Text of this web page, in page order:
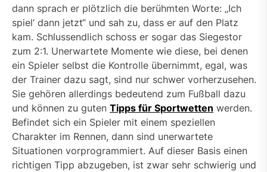
dann sprach er plötzlich die berühmten Worte: „Ich
spiel‘ dann jetzt“ und sah zu, dass er auf den Platz
kam. Schlussendlich schoss er sogar das Siegestor
zum 2:1. Unerwartete Momente wie diese, bei denen
ein Spieler selbst die Kontrolle übernimmt, egal, was
der Trainer dazu sagt, sind nur schwer vorherzusehen.
Sie gehören allerdings bedeutend zum Fußball dazu
und können zu guten Tipps für Sportwetten werden.
Befindet sich ein Spieler mit einem speziellen
Charakter im Rennen, dann sind unerwartete
Situationen vorprogrammiert. Auf dieser Basis einen
richtigen Tipp abzugeben, ist zwar sehr schwierig und